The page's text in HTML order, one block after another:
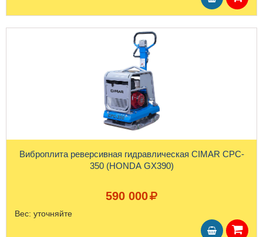
Виброплита реверсивная гидравлическая CIMAR CPC-
350 (HONDA GX390)
590 000
Вес: уточняйте